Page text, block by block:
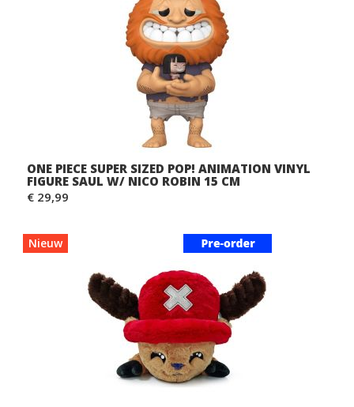
ONE PIECE SUPER SIZED POP! ANIMATION VINYL
FIGURE SAUL W/ NICO ROBIN 15 CM
€ 29,99
Nieuw